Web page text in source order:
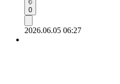
0
2026.06.05 06:27